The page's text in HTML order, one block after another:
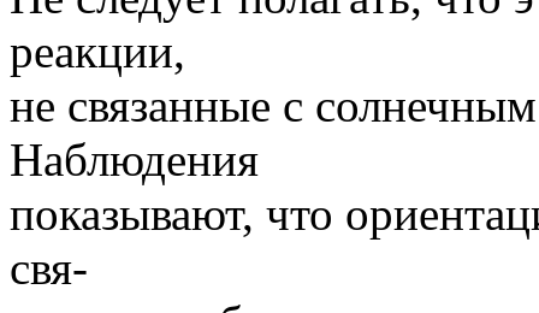
реакции,
не связанные с
Наблюдения
показывают, что
свя-